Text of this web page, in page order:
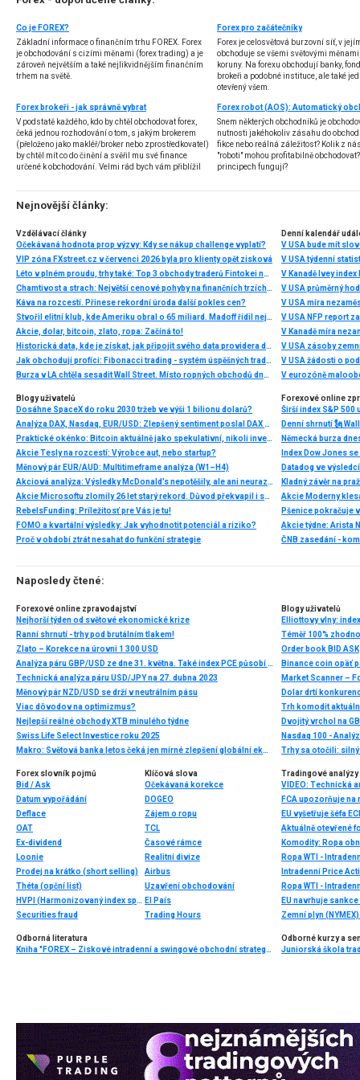
Co je FOREX?
Základní informace o finančním trhu FOREX. Forex
je obchodování s cizími měnami (forex trading) a je
zároveň největším a také nejlikvidnějším finančním
trhem na světě.
Forex pro začátečníky
Forex je celosvětová burzovní síť, v
obchoduje se všemi světovými
koruny. Na forexu obchodují banky,
brokeři a podobné instituce, ale také
otevřený všem.
Forex brokeři - jak správně vybrat
V podstatě každého, kdo by chtěl obchodovat forex,
čeká jednou rozhodování o tom, s jakým brokerem
(přeloženo jako makléř/broker nebo zprostředkovatel)
by chtěl mít co do činění a svěřil mu své finance
určené k obchodování. Velmi rád bych vám přiblížil
několik příkladů nejznámějších z nich.
Snem některých obchodníků je
nutnosti jakéhokoliv zásahu do
fikce nebo reálná záležitost? Kolik z
"roboti" mohou profitabilně
principech fungují?
Nejnovější články:
Vzdělávací články
Očekávaná hodnota prop výzvy: Kdy se nákup challenge vyplatí?
VIP zóna FXstreet.cz v červenci 2026 byla pro klienty opět zisková
Léto v plném proudu, trhy také: Top 3 obchody traderů Fintokei na indexech a zlatě
Chamtivost a strach: Největší cenové pohyby na finančních trzích (červenec 2026)
Káva na rozcestí. Přinese rekordní úroda další pokles cen?
Stvořil elitní klub, kde Ameriku obral o 65 miliard. Madoff řídil největší Ponzi dějin
Akcie, dolar, bitcoin, zlato, ropa: Začíná to!
Historická data, kde je získat, jak připojit svého data providera do MultiCharts a proč je budeme potřebovat? (4. díl)
Jak obchodují profíci: Fibonacci trading - systém úspěšných traderů
Burza v LA chtěla sesadit Wall Street. Místo ropných obchodů dnes místem duní basy
Denní kalendář
V USA bude mít
V USA týdenní
V Kanadě Ivey index
V USA průměrný
V USA míra
V USA NFP report
V Kanadě míra
V USA zásoby
V USA žádosti o
V eurozóně
Blogy uživatelů
Dosáhne SpaceX do roku 2030 tržeb ve výši 1 bilionu dolarů?
Analýza DAX, Nasdaq, EUR/USD: Zlepšený sentiment poslal DAX na nová maxima
Praktické okénko: Bitcoin aktuálně jako spekulativní, nikoli investiční aktivum
Akcie Tesly na rozcestí: Výrobce aut, nebo startup?
Měnový pár EUR/AUD: Multitimeframe analýza (W1–H4)
Akciová analýza: Výsledky McDonald’s nepotěšily, ale ani neurazily. Jakou vizi společnost prezentovala?
Akcie Microsoftu zlomily 26 let starý rekord. Důvod překvapil i samotné investory
RebelsFunding: Príležitosť pre Vás je tu!
FOMO a kvartální výsledky: Jak vyhodnotit potenciál a riziko?
Proč v období ztrát nesahat do funkční strategie
Forexové online
Širší index S&P
Index Dow Jones
Kladný závěr na
ČNB zasedání -
Naposledy čtené:
Forexové online zpravodajství
Nejhorší týden od světové ekonomické krize
Ranní shrnutí - trhy pod brutálním tlakem!
Zlato – Korekce na úrovni 1 300 USD
Analýza páru GBP/USD ze dne 31. května. Také index PCE působí proti dolaru
Technická analýza páru USD/JPY na 27. dubna 2023
Měnový pár NZD/USD se drží v neutrálním pásu
Viac dôvodov na optimizmus?
Nejlepší reálné obchody XTB minulého týdne
Swiss Life Select Investice roku 2025
Makro: Světová banka letos čeká jen mírné zlepšení globální ekonomiky
Blogy uživatelů
Téměř 100%
Order book BID ASK
Binance coin opäť
Market Scanner –
Trh komodit
Nasdaq 100 -
Trhy sa otočili:
Forex slovník pojmů
Bid / Ask
Datum vypořádání
Deflace
OAT
Ex-dividend
Loonie
Prodej na krátko (short selling)
Théta (opční list)
HVPI (Harmonizovaný index spotřebitelských cen)
Securities fraud
Klíčová slova
Očekávaná korekce
DOGEO
Zájem o ropu
TCL
Časové rámce
Realitní divize
Airbus
Uzavření obchodování
El País
Trading Hours
Tradingové analýzy
FCA upozorňuje
EU vyšetřuje šéfa
Aktuálně otevřené
Komodity: Ropa
Ropa WTI -
Intradenní Price
Ropa WTI -
EU navrhuje
Zemní plyn
Odborná literatura
Kniha "FOREX – Ziskové intradenní a swingové obchodní strategie" od Kathy Lien vychází v češtině!
Odborné kurzy a
Juniorská škola